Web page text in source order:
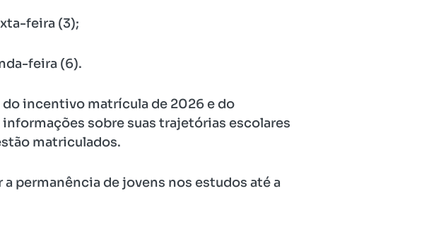
feira (3);
feira (6).
do incentivo matrícula de 2026 e do
sobre suas trajetórias escolares
matriculados.
permanência de jovens nos estudos até a